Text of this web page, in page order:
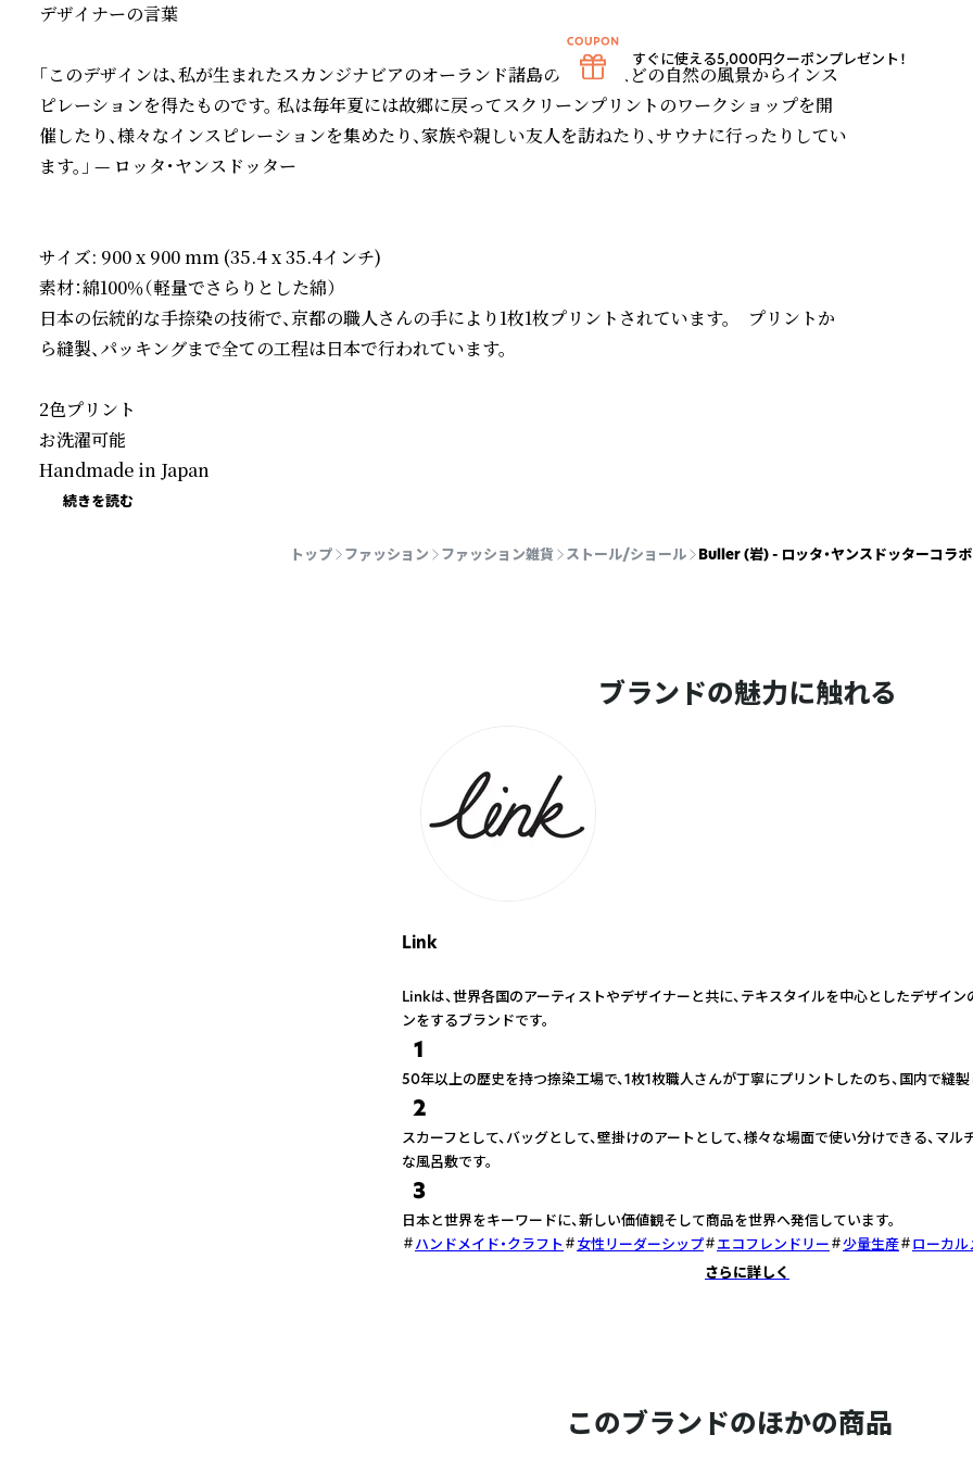
デザイナーの言葉
「このデザインは、私が生まれたスカンジナビアのオーランド諸島の波や岩などの自然の風景からインス
ピレーションを得たものです。 私は毎年夏には故郷に戻ってスクリーンプリントのワークショップを開
催したり、様々なインスピレーションを集めたり、家族や親しい友人を訪ねたり、サウナに行ったりしてい
ます。」 — ロッタ・ヤンスドッター
サイズ: 900 x 900 mm (35.4 x 35.4インチ)
素材：綿100％（軽量でさらりとした綿）
日本の伝統的な手捺染の技術で、京都の職人さんの手により1枚1枚プリントされています。　プリントか
ら縫製、パッキングまで全ての工程は日本で行われています。
2色プリント
お洗濯可能
Handmade in Japan
続きを読む
トップ ファッション ファッション雑貨 ストール/ショール Buller (岩) - ロッタ・ヤンスドッターコラ
ブランドの魅力に触れる
Link
Linkは、世界各国のアーティストやデザイナーと共に、テキスタイルを中心としたデザイン
ンをするブランドです。
1
50年以上の歴史を持つ捺染工場で、1枚1枚職人さんが丁寧にプリントしたのち、国内で縫製
2
スカーフとして、バッグとして、壁掛けのアートとして、様々な場面で使い分けできる、マ
な風呂敷です。
3
日本と世界をキーワードに、新しい価値観そして商品を世界へ発信しています。
ハンドメイド・クラフト
女性リーダーシップ エコフレンドリー 少量生産
ローカル
さらに詳しく
このブランドのほかの商品
すぐに使える5,000円クーポンプレゼント！